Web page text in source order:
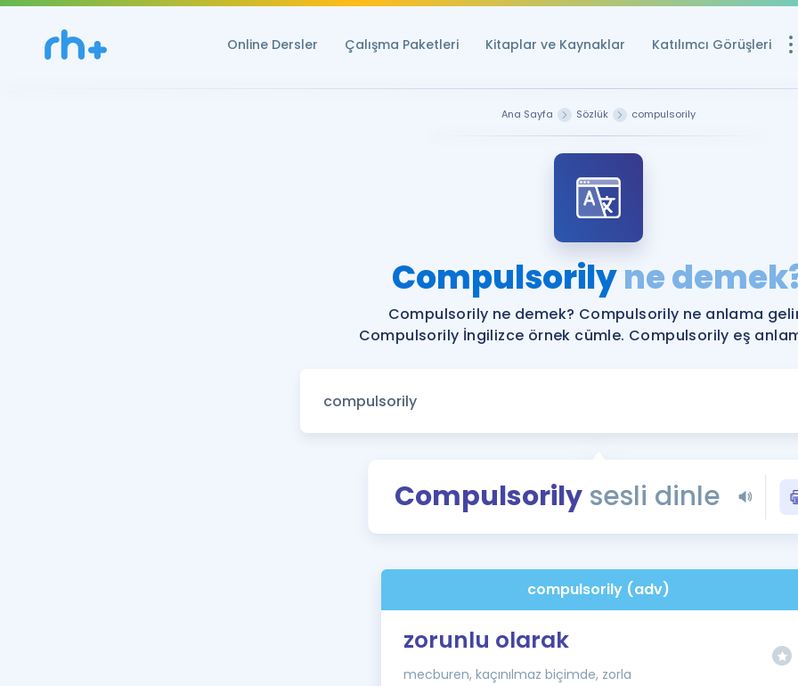
Online Dersler Çalışma Paketleri Kitaplar ve Kaynaklar Katılımcı Görüşleri
Ücretsiz
YDS ve YÖKDİL
YDS ve YÖKDİL'e
Tüm ÖSYM
Blog
YDS - YÖKDİL
İngilizce
Ana Sayfa Sözlük compulsorily
Compulsorilyne
Compulsorily ne demek? Compulsorily ne anlama
Compulsorily İngilizce örnek cümle. Compulsorily eş
Compulsorily sesli dinle
compulsorily (adv)
zorunlu olarak
mecburen, kaçınılmaz biçimde, zorla